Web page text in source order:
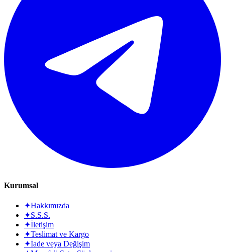
Kurumsal
✦Hakkımızda
✦S.S.S.
✦İletişim
✦Teslimat ve Kargo
✦İade veya Değişim